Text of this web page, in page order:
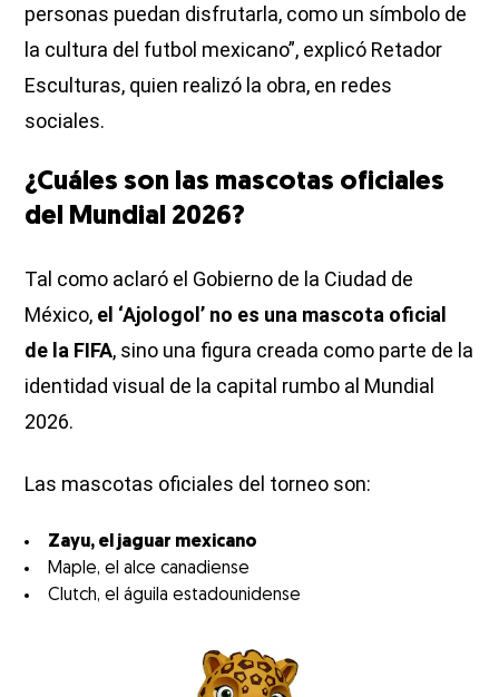
personas puedan disfrutarla, como un símbolo de
la cultura del futbol mexicano”, explicó Retador
Esculturas, quien realizó la obra, en redes
sociales.
¿Cuáles son las mascotas oficiales
del Mundial 2026?
Tal como aclaró el Gobierno de la Ciudad de
México, el ‘Ajologol’ no es una mascota oficial
de la FIFA, sino una figura creada como parte de la
identidad visual de la capital rumbo al Mundial
2026.
Las mascotas oficiales del torneo son:
Zayu, el jaguar mexicano
Maple, el alce canadiense
Clutch, el águila estadounidense